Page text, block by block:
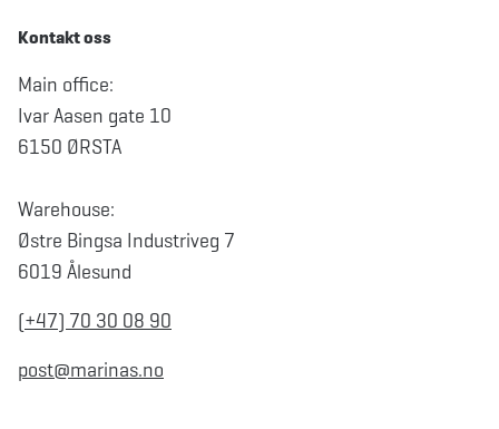
Kontakt oss
Main office:
Ivar Aasen gate 10
6150 ØRSTA
Warehouse:
Østre Bingsa Industriveg 7
6019 Ålesund
(+47) 70 30 08 90
post@marinas.no